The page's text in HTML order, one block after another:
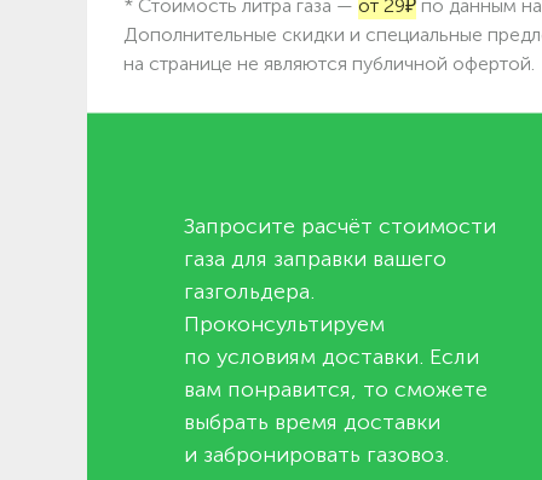
* Стоимость литра газа — от 29₽ по данным
Дополнительные скидки и специальные
на странице не являются публичной офертой.
Запросите расчёт стоимости
газа для заправки вашего
газгольдера.
Проконсультируем
по условиям доставки. Если
вам понравится, то сможете
выбрать время доставки
и забронировать газовоз.